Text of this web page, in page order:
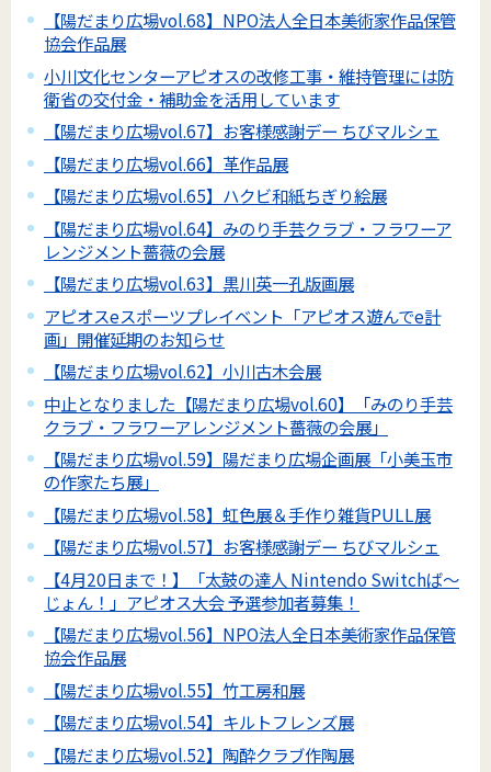
【陽だまり広場vol.68】NPO法人全日本美術家作品保管
協会作品展
小川文化センターアピオスの改修工事・維持管理には防
衛省の交付金・補助金を活用しています
【陽だまり広場vol.67】お客様感謝デー ちびマルシェ
【陽だまり広場vol.66】革作品展
【陽だまり広場vol.65】ハクビ和紙ちぎり絵展
【陽だまり広場vol.64】みのり手芸クラブ・フラワーア
レンジメント薔薇の会展
【陽だまり広場vol.63】黒川英一孔版画展
アピオスeスポーツプレイベント「アピオス遊んでe計
画」開催延期のお知らせ
【陽だまり広場vol.62】小川古木会展
中止となりました【陽だまり広場vol.60】「みのり手芸
クラブ・フラワーアレンジメント薔薇の会展」
【陽だまり広場vol.59】陽だまり広場企画展「小美玉市
の作家たち展」
【陽だまり広場vol.58】虹色展＆手作り雑貨PULL展
【陽だまり広場vol.57】お客様感謝デー ちびマルシェ
【4月20日まで！】「太鼓の達人 Nintendo Switchば～
じょん！」アピオス大会 予選参加者募集！
【陽だまり広場vol.56】NPO法人全日本美術家作品保管
協会作品展
【陽だまり広場vol.55】竹工房和展
【陽だまり広場vol.54】キルトフレンズ展
【陽だまり広場vol.52】陶酔クラブ作陶展